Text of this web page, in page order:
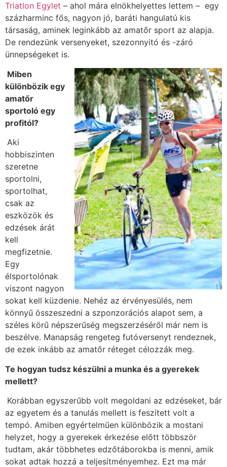
Triatlon Egylet – ahol mára elnökhelyettes lettem – egy
százharminc fős, nagyon jó, baráti hangulatú kis
társaság, aminek leginkább az amatőr sport az alapja.
De rendezünk versenyeket, szezonnyitó és -záró
ünnepségeket is.
Miben
különbözik egy
amatőr
sportoló egy
profitól?
Aki
hobbiszinten
szeretne
sportolni,
sportolhat,
csak az
eszközök és
edzések árát
kell
megfizetnie.
Egy
élsportolónak
viszont nagyon
sokat kell küzdenie. Nehéz az érvényesülés, nem
könnyű összeszedni a szponzorációs alapot sem, a
széles körű népszerűség megszerzéséről már nem is
beszélve. Manapság rengeteg futóversenyt rendeznek,
de ezek inkább az amatőr réteget célozzák meg.
Te hogyan tudsz készülni a munka és a gyerekek
mellett?
Korábban egyszerűbb volt megoldani az edzéseket, bár
az egyetem és a tanulás mellett is feszített volt a
tempó. Amiben egyértelműen különbözik a mostani
helyzet, hogy a gyerekek érkezése előtt többször
tudtam, akár többhetes edzőtáborokba is menni, amik
sokat adtak hozzá a teljesítményemhez. Ezt ma már